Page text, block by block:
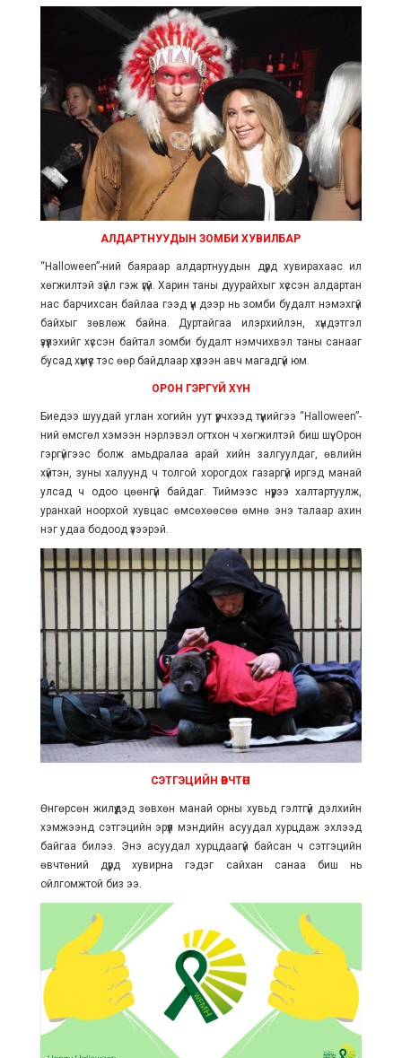
АЛДАРТНУУДЫН ЗОМБИ ХУВИЛБАР
“Halloween”-ний баяраар алдартнуудын дүрд хувирахаас илүү
хөгжилтэй зүйл гэж үгүй. Харин таны дуурайхыг хүссэн алдартан
нас барчихсан байлаа гээд үүн дээр нь зомби будалт нэмэхгүй
байхыг зөвлөж байна. Дуртайгаа илэрхийлэн, хүндэтгэл
үзүүлэхийг хүссэн байтал зомби будалт нэмчихвэл таны санааг
бусад хүмүүс тэс өөр байдлаар хүлээн авч магадгүй юм.
ОРОН ГЭРГҮЙ ХҮН
Биедээ шуудай углан хогийн уут үүрчхээд түүнийгээ “Halloween”-
ний өмсгөл хэмээн нэрлэвэл огтхон ч хөгжилтэй биш шүү. Орон
гэргүйгээс болж амьдралаа арай хийн залгуулдаг, өвлийн
хүйтэн, зуны халуунд ч толгой хорогдох газаргүй иргэд манай
улсад ч одоо цөөнгүй байдаг. Тиймээс нүүрээ халтартуулж,
уранхай ноорхой хувцас өмсөхөөсөө өмнө энэ талаар ахин
нэг удаа бодоод үзээрэй.
СЭТГЭЦИЙН ӨВЧТӨН
Өнгөрсөн жилүүдэд зөвхөн манай орны хувьд гэлтгүй дэлхийн
хэмжээнд сэтгэцийн эрүүл мэндийн асуудал хурцдаж эхлээд
байгаа билээ. Энэ асуудал хурцдаагүй байсан ч сэтгэцийн
өвчтөний дүрд хувирна гэдэг сайхан санаа биш нь
ойлгомжтой биз ээ.